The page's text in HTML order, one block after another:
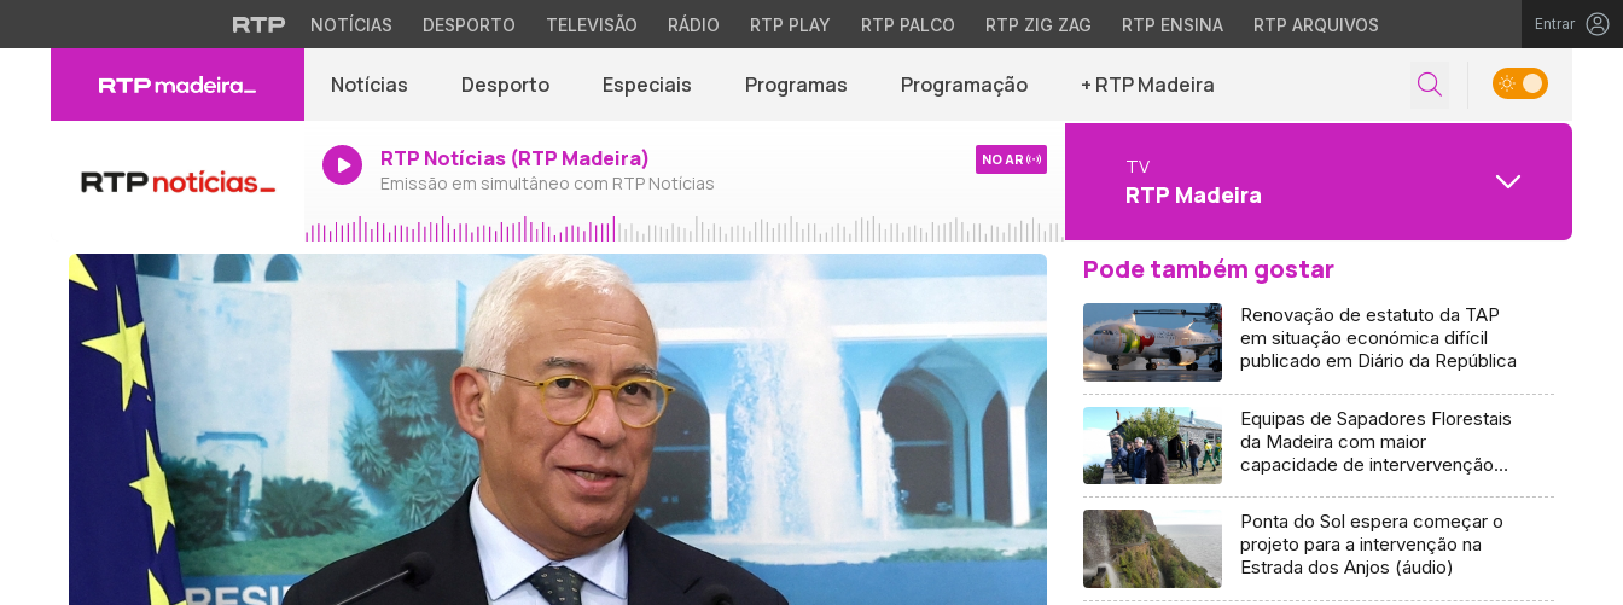
NOTÍCIAS DESPORTO TELEVISÃO RÁDIO RTP PLAY RTP PALCO RTP ZIG ZAG RTP ENSINA RTP ARQUIVOS Entrar
Notícias Desporto Especiais Programas Programação + RTP Madeira
RTP Notícias (RTP Madeira)
Emissão em simultâneo com RTP Notícias
NO AR TV
RTP Madeira
Pode também gostar
Renovação de estatuto da TAP
em situação económica difícil
publicado em Diário da República
Equipas de Sapadores Florestais
da Madeira com maior
capacidade de intervervenção
Ponta do Sol espera começar o
projeto para a intervenção na
Estrada dos Anjos (áudio)